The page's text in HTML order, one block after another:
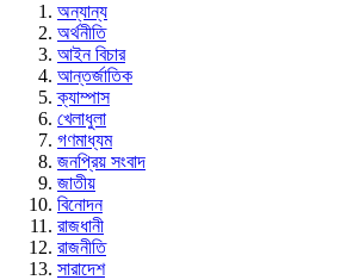
অন্যান্য
অর্থনীতি
আইন বিচার
আন্তর্জাতিক
ক্যাম্পাস
খেলাধুলা
গণমাধ্যম
জনপ্রিয় সংবাদ
জাতীয়
বিনোদন
রাজধানী
রাজনীতি
সারাদেশ